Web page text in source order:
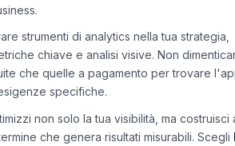
la tua presenza online, ma genera
strumenti di analytics nella tua strategia,
chiave e analisi visive. Non
che quelle a pagamento per trovare
non solo la tua visibilità, ma costruisci